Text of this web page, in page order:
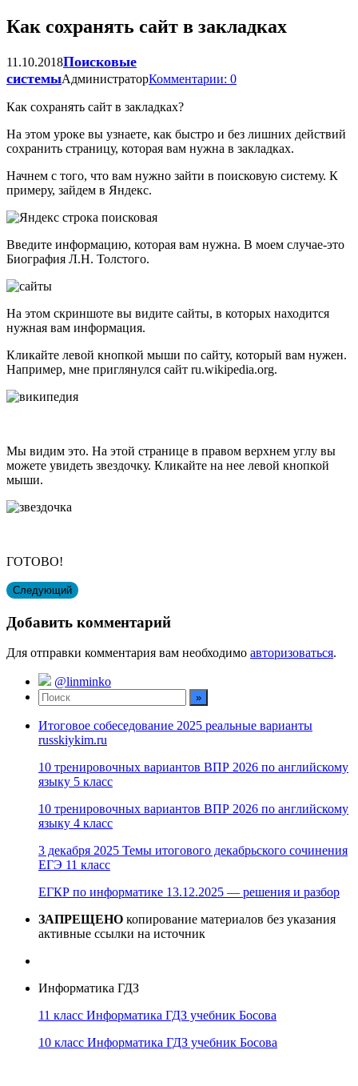
Как сохранять сайт в закладках
11.10.2018Поисковые
системыАдминистраторКомментарии: 0
Как сохранять сайт в закладках?
На этом уроке вы узнаете, как быстро и без лишних действий
сохранить страницу, которая вам нужна в закладках.
Начнем с того, что вам нужно зайти в поисковую систему. К
примеру, зайдем в Яндекс.
Введите информацию, которая вам нужна. В моем случае-это
Биография Л.Н. Толстого.
На этом скриншоте вы видите сайты, в которых находится
нужная вам информация.
Кликайте левой кнопкой мыши по сайту, который вам нужен.
Например, мне приглянулся сайт ru.wikipedia.org.
Мы видим это. На этой странице в правом верхнем углу вы
можете увидеть звездочку. Кликайте на нее левой кнопкой
мыши.
ГОТОВО!
Следующий
Добавить комментарий
Для отправки комментария вам необходимо авторизоваться.
@linminko
Итоговое собеседование 2025 реальные варианты
russkiykim.ru
10 тренировочных вариантов ВПР 2026 по английскому
языку 5 класс
10 тренировочных вариантов ВПР 2026 по английскому
языку 4 класс
3 декабря 2025 Темы итогового декабрьского сочинения
ЕГЭ 11 класс
ЕГКР по информатике 13.12.2025 — решения и разбор
ЗАПРЕЩЕНО копирование материалов без указания
активные ссылки на источник
Информатика ГДЗ
11 класс Информатика ГДЗ учебник Босова
10 класс Информатика ГДЗ учебник Босова